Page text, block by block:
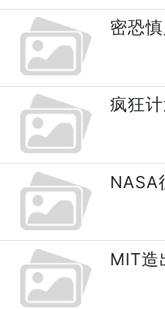
密恐
疯狂
NASA
MIT造